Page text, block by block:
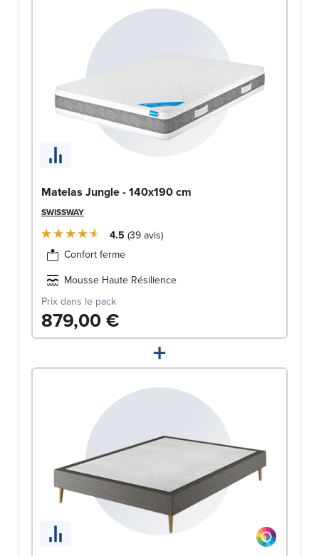
Matelas Jungle - 140x190 cm
SWISSWAY
4.5 39avis
Confort ferme
Mousse Haute Résilience
Prix dans le pack
879,00 €
+